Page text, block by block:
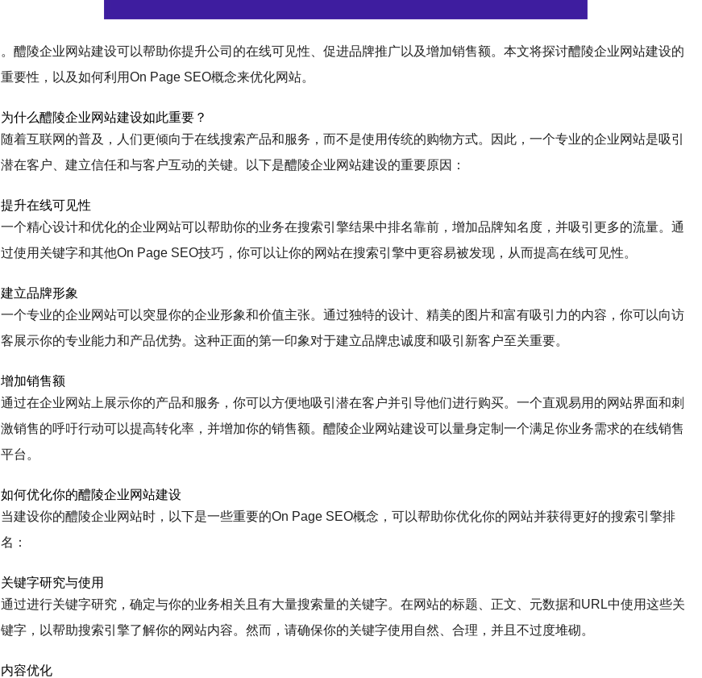
。醴陵企业网站建设可以帮助你提升公司的在线可见性、促进品牌推广以及增加销售额。本文将探讨醴陵企业网站建设的
重要性，以及如何利用On Page SEO概念来优化网站。
为什么醴陵企业网站建设如此重要？
随着互联网的普及，人们更倾向于在线搜索产品和服务，而不是使用传统的购物方式。因此，一个专业的企业网站是吸引
潜在客户、建立信任和与客户互动的关键。以下是醴陵企业网站建设的重要原因：
提升在线可见性
一个精心设计和优化的企业网站可以帮助你的业务在搜索引擎结果中排名靠前，增加品牌知名度，并吸引更多的流量。通
过使用关键字和其他On Page SEO技巧，你可以让你的网站在搜索引擎中更容易被发现，从而提高在线可见性。
建立品牌形象
一个专业的企业网站可以突显你的企业形象和价值主张。通过独特的设计、精美的图片和富有吸引力的内容，你可以向访
客展示你的专业能力和产品优势。这种正面的第一印象对于建立品牌忠诚度和吸引新客户至关重要。
增加销售额
通过在企业网站上展示你的产品和服务，你可以方便地吸引潜在客户并引导他们进行购买。一个直观易用的网站界面和刺
激销售的呼吁行动可以提高转化率，并增加你的销售额。醴陵企业网站建设可以量身定制一个满足你业务需求的在线销售
平台。
如何优化你的醴陵企业网站建设
当建设你的醴陵企业网站时，以下是一些重要的On Page SEO概念，可以帮助你优化你的网站并获得更好的搜索引擎排
名：
关键字研究与使用
通过进行关键字研究，确定与你的业务相关且有大量搜索量的关键字。在网站的标题、正文、元数据和URL中使用这些关
键字，以帮助搜索引擎了解你的网站内容。然而，请确保你的关键字使用自然、合理，并且不过度堆砌。
内容优化